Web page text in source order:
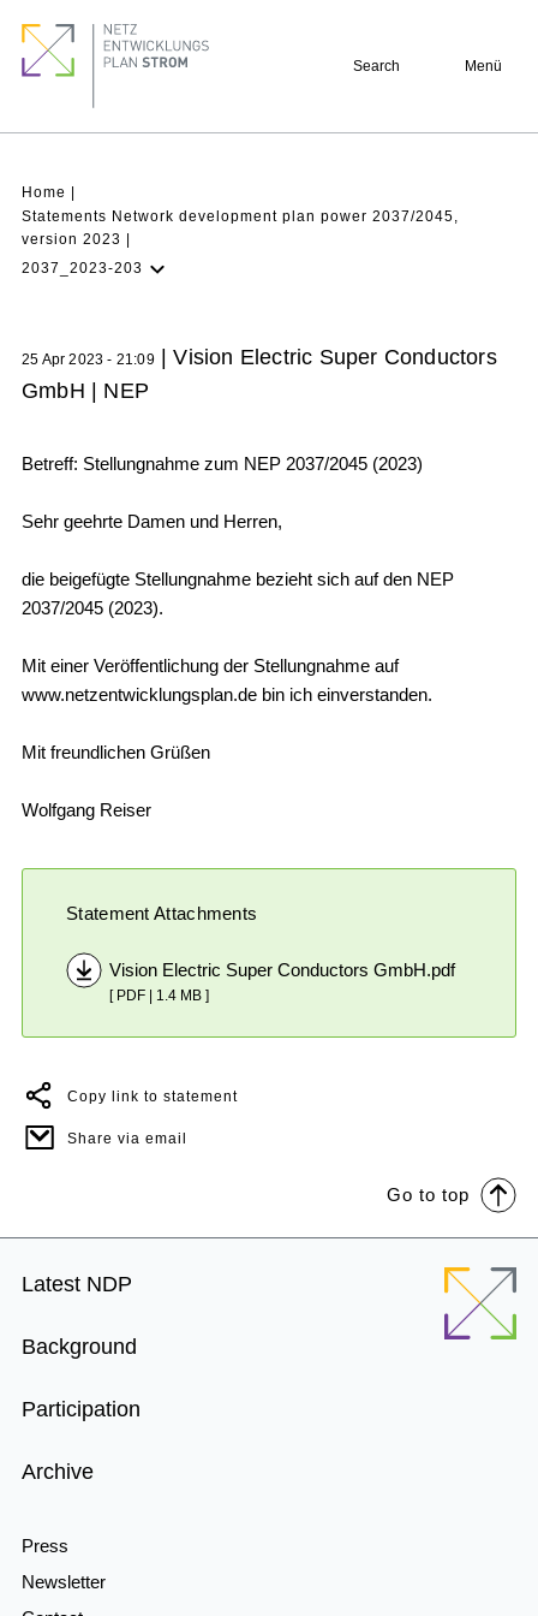
main
Search Menü
Breadcrumb
Home
Statements Network development plan power 2037/2045,
version 2023
2037_2023-203
Participation
25 Apr 2023 - 21:09 | Vision Electric Super Conductors
GmbH | NEP
Betreff: Stellungnahme zum NEP 2037/2045 (2023)
Sehr geehrte Damen und Herren,
die beigefügte Stellungnahme bezieht sich auf den NEP
2037/2045 (2023).
Mit einer Veröffentlichung der Stellungnahme auf
www.netzentwicklungsplan.de bin ich einverstanden.
Mit freundlichen Grüßen
Wolfgang Reiser
Statement Attachments
Vision Electric Super Conductors GmbH.pdf
[ PDF | 1.4 MB ]
Copy link to statement
Share via email
Go to top
Footer
Latest NDP
Background
Participation
Archive
quick
links
Press
Newsletter